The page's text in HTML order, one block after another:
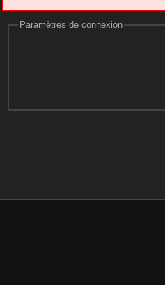
Paramètres de connexion